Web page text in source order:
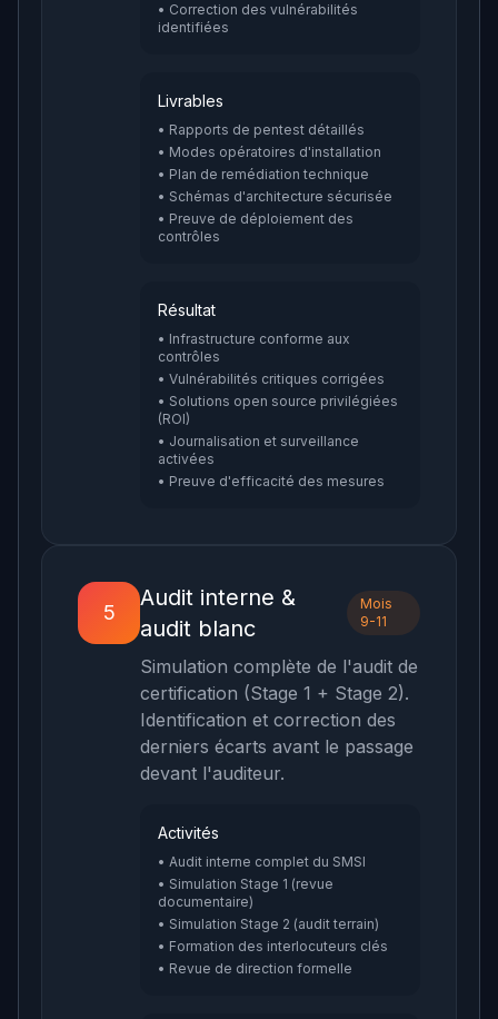
• Correction des vulnérabilités
identifiées
Livrables
• Rapports de pentest détaillés
• Modes opératoires d'installation
• Plan de remédiation technique
• Schémas d'architecture sécurisée
• Preuve de déploiement des
contrôles
Résultat
• Infrastructure conforme aux
contrôles
• Vulnérabilités critiques corrigées
• Solutions open source privilégiées
(ROI)
• Journalisation et surveillance
activées
• Preuve d'efficacité des mesures
5
Audit interne &
audit blanc
Mois
9-11
Simulation complète de l'audit de
certification (Stage 1 + Stage 2).
Identification et correction des
derniers écarts avant le passage
devant l'auditeur.
Activités
• Audit interne complet du SMSI
• Simulation Stage 1 (revue
documentaire)
• Simulation Stage 2 (audit terrain)
• Formation des interlocuteurs clés
• Revue de direction formelle